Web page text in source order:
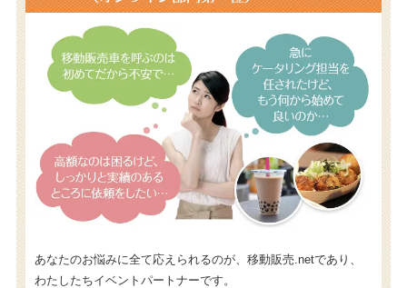
あなたのお悩みに全て応えられるのが、移動販売.netであり、
わたしたちイベントパートナーです。